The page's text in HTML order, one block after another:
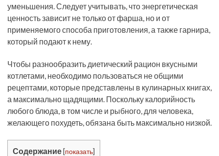
уменьшения. Следует учитывать, что энергетическая
ценность зависит не только от фарша, но и от
применяемого способа приготовления, а также гарнира,
который подают к нему.
Чтобы разнообразить диетический рацион вкусными
котлетами, необходимо пользоваться не общими
рецептами, которые представлены в кулинарных книгах,
а максимально щадящими. Поскольку калорийность
любого блюда, в том числе и рыбного, для человека,
желающего похудеть, обязана быть максимально низкой.
Содержание [показать]